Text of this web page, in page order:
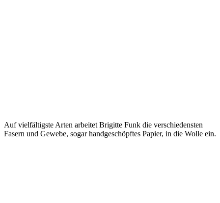
Auf vielfältigste Arten arbeitet Brigitte Funk die verschiedensten
Fasern und Gewebe, sogar handgeschöpftes Papier, in die Wolle ein.